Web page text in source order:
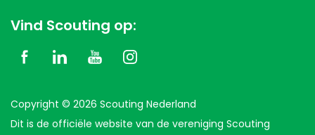
Vind Scouting op:
Copyright © 2026 Scouting Nederland
Dit is de officiële website van de vereniging Scouting